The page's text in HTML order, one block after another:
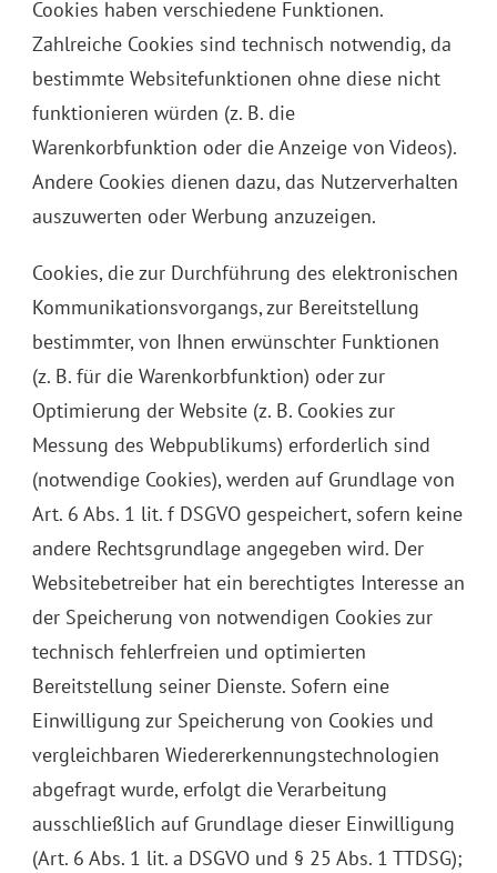
Cookies haben verschiedene Funktionen.
Zahlreiche Cookies sind technisch notwendig, da
bestimmte Websitefunktionen ohne diese nicht
funktionieren würden (z. B. die
Warenkorbfunktion oder die Anzeige von Videos).
Andere Cookies dienen dazu, das Nutzerverhalten
auszuwerten oder Werbung anzuzeigen.
Cookies, die zur Durchführung des elektronischen
Kommunikationsvorgangs, zur Bereitstellung
bestimmter, von Ihnen erwünschter Funktionen
(z. B. für die Warenkorbfunktion) oder zur
Optimierung der Website (z. B. Cookies zur
Messung des Webpublikums) erforderlich sind
(notwendige Cookies), werden auf Grundlage von
Art. 6 Abs. 1 lit. f DSGVO gespeichert, sofern keine
andere Rechtsgrundlage angegeben wird. Der
Websitebetreiber hat ein berechtigtes Interesse an
der Speicherung von notwendigen Cookies zur
technisch fehlerfreien und optimierten
Bereitstellung seiner Dienste. Sofern eine
Einwilligung zur Speicherung von Cookies und
vergleichbaren Wiedererkennungstechnologien
abgefragt wurde, erfolgt die Verarbeitung
ausschließlich auf Grundlage dieser Einwilligung
(Art. 6 Abs. 1 lit. a DSGVO und § 25 Abs. 1 TTDSG);